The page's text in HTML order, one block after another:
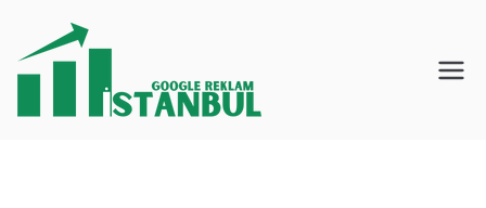
İstanbul – Google